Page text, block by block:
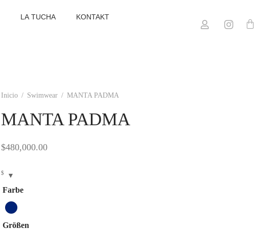
LA TUCHA KONTAKT
Inicio / Swimwear / MANTA PADMA
MANTA PADMA
$480,000.00
$
Farbe
Größen